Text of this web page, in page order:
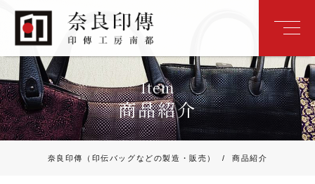
Item
商品紹介
奈良印傳（印伝バッグなどの製造・販売） / 商品紹介